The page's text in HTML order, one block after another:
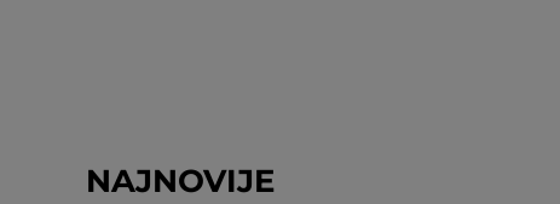
NAJNOVIJE